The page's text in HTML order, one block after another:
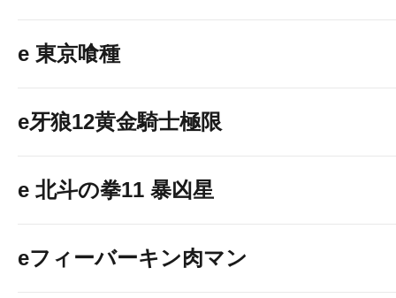
e 東京喰種
e牙狼12黄金騎士極限
e 北斗の拳11 暴凶星
eフィーバーキン肉マン